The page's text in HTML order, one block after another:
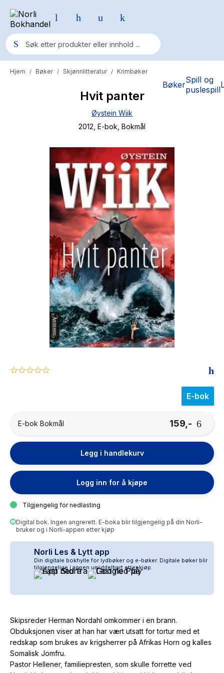
BøkerSpill og
puslespill
Populære søk
Fury Bound - Sable Sorensen
Yesteryear
Elizabeth Strout
Hypopressiv trening
The Housemaid
Hjem / Bøker / Skjønnlitteratur / Krimbøker
Hvit panter
Øystein Wiik
2012 , E-bok , Bokmål
0.0
E-bok
E-bok Bokmål 159,-
Legg i handlekurv
Logg inn for å kjøpe
Tilgjengelig for nedlasting
Digital bok. Ingen angrerett. E-boka blir tilgjengelig på din Norli-
bruker og i Norli-appen etter kjøp
Norli Les & Lytt app
Din digitale bokhylle for lydbøker og e-bøker. Digitale bøker blir
tilgjengelige i appen umiddelbart etter kjøp.
Skipsreder Herman Nordahl omkommer i en brann.
Obduksjonen viser at han har vært utsatt for tortur med et
redskap som brukes av krigsherrer på Afrikas Horn og kalles
Somalisk Jomfru.
Pastor Hellener, familiepresten, som skulle forrette ved